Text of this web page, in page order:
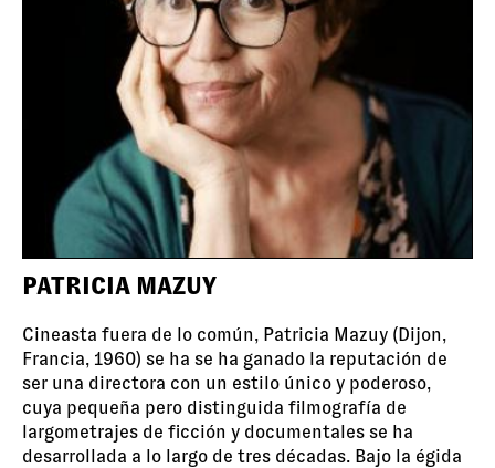
PATRICIA MAZUY
Cineasta fuera de lo común, Patricia Mazuy (Dijon,
Francia, 1960) se ha se ha ganado la reputación de
ser una directora con un estilo único y poderoso,
cuya pequeña pero distinguida filmografía de
largometrajes de ficción y documentales se ha
desarrollada a lo largo de tres décadas. Bajo la égida